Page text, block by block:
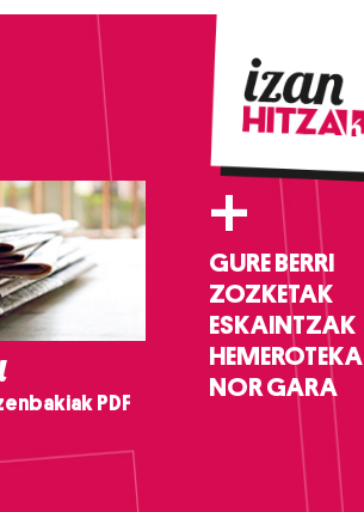
PDF
+
GURE BERRI
ZOZKETAK
ESKAINTZAK
HEMEROTEKA
NOR GARA